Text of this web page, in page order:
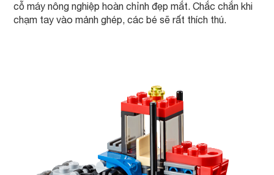
cỗ máy nông nghiệp hoàn chỉnh đẹp mắt. Chắc chắn khi
chạm tay vào mảnh ghép, các bé sẽ rất thích thú.